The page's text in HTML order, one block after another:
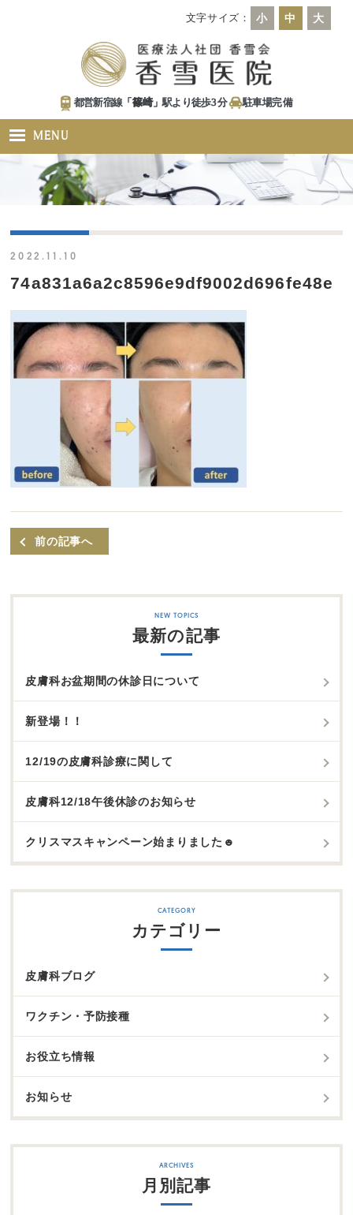
文字サイズ： 小 中 大
都営新宿線「篠崎」駅より徒歩3分 駐車場完備
MENU
2022.11.10
74a831a6a2c8596e9df9002d696fe48e
前の記事へ
最新の記事
皮膚科お盆期間の休診日について
新登場！！
12/19の皮膚科診療に関して
皮膚科12/18午後休診のお知らせ
クリスマスキャンペーン始まりました☻
カテゴリー
皮膚科ブログ
ワクチン・予防接種
お役立ち情報
お知らせ
月別記事